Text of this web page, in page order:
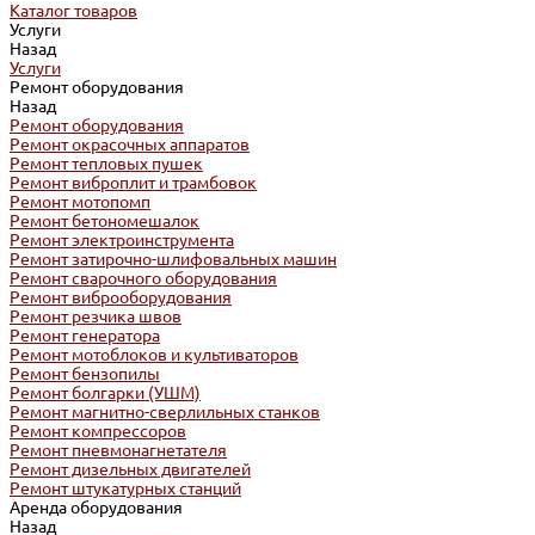
Каталог товаров
Услуги
Назад
Услуги
Ремонт оборудования
Назад
Ремонт оборудования
Ремонт окрасочных аппаратов
Ремонт тепловых пушек
Ремонт виброплит и трамбовок
Ремонт мотопомп
Ремонт бетономешалок
Ремонт электроинструмента
Ремонт затирочно-шлифовальных машин
Ремонт сварочного оборудования
Ремонт виброоборудования
Ремонт резчика швов
Ремонт генератора
Ремонт мотоблоков и культиваторов
Ремонт бензопилы
Ремонт болгарки (УШМ)
Ремонт магнитно-сверлильных станков
Ремонт компрессоров
Ремонт пневмонагнетателя
Ремонт дизельных двигателей
Ремонт штукатурных станций
Аренда оборудования
Назад